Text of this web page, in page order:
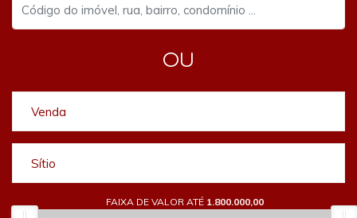
OU
Venda
Sítio
FAIXA DE VALOR ATÉ 1.800.000,00